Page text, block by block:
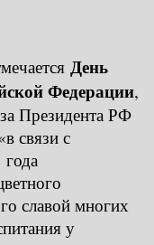
День
Федерации,
Президента РФ
связи с
славой многих
у